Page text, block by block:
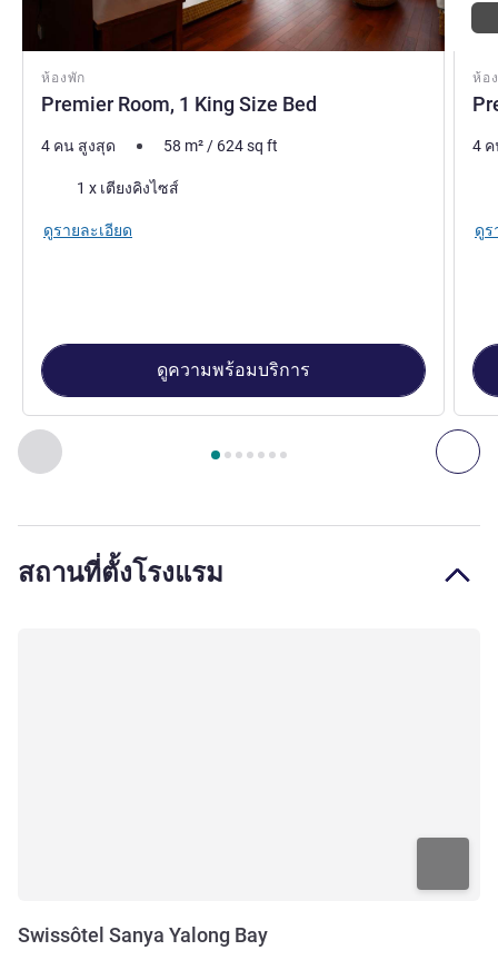
ก่อนหน้า - ห้องพัก ถั
หน้า1 , ห้องพัก 1 : Premier Room, 1 King Size Bed , ห้อ
ห้องพัก
Premier Room, 1 King Size Bed
4 คน สูงสุด 58 m²/ 624sq ft
เครื่องนอน
1 x เตียงคิงไซส์
ดูรายละเอียด
ดูความพร้อมบริการ
ห้อ
4
ดูร
สถานที่ตั้งโรงแรม
Swissôtel Sanya Yalong Bay